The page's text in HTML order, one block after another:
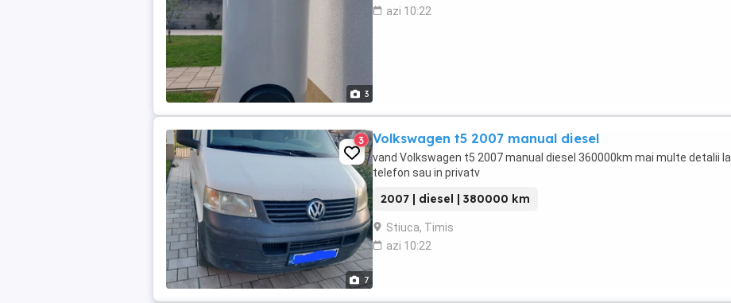
3
azi 10:22
7
3 Volkswagen t5 2007 manual diesel
vand Volkswagen t5 2007 manual diesel 360000km mai multe detalii la
telefon sau in privatv
2007 | diesel | 380000 km
Stiuca, Timis
azi 10:22